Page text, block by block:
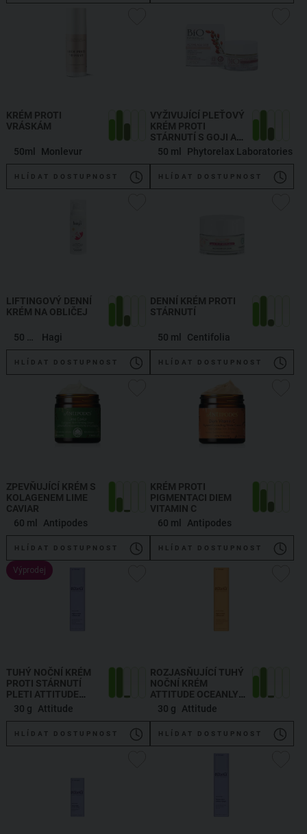
KRÉM PROTI
VRÁSKÁM
50ml Monlevur
HLÍDAT DOSTUPNOST
VYŽIVUJÍCÍ PLEŤOVÝ
KRÉM PROTI
STÁRNUTÍ S GOJI A
OMEGA 3 A 6
MASTNÝMI
KYSELINAMI
50 ml Phytorelax Laboratories
HLÍDAT DOSTUPNOST
LIFTINGOVÝ DENNÍ
KRÉM NA OBLIČEJ
Hagi
HLÍDAT DOSTUPNOST
DENNÍ KRÉM PROTI
STÁRNUTÍ
50 ml Centifolia
HLÍDAT DOSTUPNOST
ZPEVŇUJÍCÍ KRÉM S
KOLAGENEM LIME
CAVIAR
60 ml
Antipodes
HLÍDAT DOSTUPNOST
KRÉM PROTI
PIGMENTACI DIEM
VITAMIN C
60 ml
Antipodes
HLÍDAT DOSTUPNOST
Výprodej
TUHÝ NOČNÍ KRÉM
PROTI STÁRNUTÍ
PLETI ATTITUDE
OCEANLY S PEPTIDY
30 g Attitude
HLÍDAT DOSTUPNOST
ROZJASŇUJÍCÍ TUHÝ
NOČNÍ KRÉM
ATTITUDE OCEANLY S
VITAMÍNEM C
30 g Attitude
HLÍDAT DOSTUPNOST